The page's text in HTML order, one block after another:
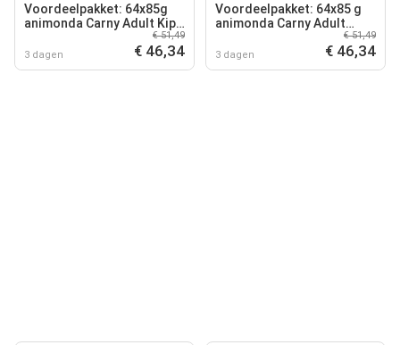
Voordeelpakket: 64x85g
animonda Carny Adult Kip
& Kaas nat kattenvoer
3 dagen
€ 51,49
€ 46,34
Voordeelpakket: 64x85 g
animonda Carny Adult
kattenvoer
3 dagen
€ 51,49
€ 46,34